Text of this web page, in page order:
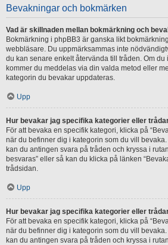
Bevakningar och bokmärken
Vad är skillnaden mellan bokmärkning och
Bokmärkning i phpBB3 är ganska likt
webbläsare. Du uppmärksammas inte
du kan senare enkelt återvända till tråden. Om
kommer du meddelas via din valda metod eller
kategorin du bevakar uppdateras.
Upp
Hur bevakar jag specifika kategorier eller
För att bevaka en specifik kategori, klicka på
när du befinner dig i kategorin som du vill
kan du antingen svara på tråden och kryssa i
besvaras” eller så kan du klicka på länken
trådsidan.
Upp
Hur bevakar jag specifika kategorier eller
För att bevaka en specifik kategori, klicka på
när du befinner dig i kategorin som du vill
kan du antingen svara på tråden och kryssa i